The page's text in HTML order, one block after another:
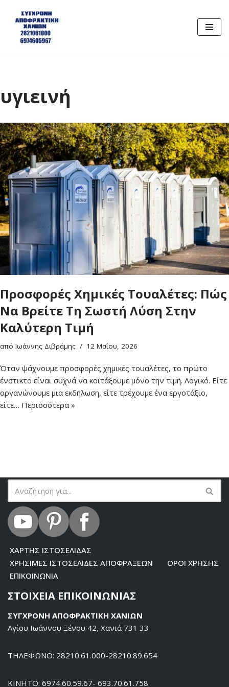
Μεταπηδήστε
στο
υγιεινή
Προσφορές Χημικές Τουαλέτες: Πώς
Να Βρείτε Τη Σωστή Λύση Στην
Καλύτερη Τιμή
από Ιωάννης Διβράμης 12 Μαΐου, 2026
Όταν ψάχνουμε προσφορές χημικές τουαλέτες, το πρώτο
ένστικτο είναι συχνά να κοιτάξουμε μόνο την τιμή. Λογικό. Είτε
οργανώνουμε μια εκδήλωση, είτε τρέχουμε ένα εργοτάξιο,
είτε… Περισσότερα »
ΧΑΡΤΗΣ ΙΣΤΟΣΕΛΙΔΑΣ
ΧΡΗΣΙΜΕΣ ΙΣΤΟΣΕΛΙΔΕΣ ΑΠΟΦΡΑΞΕΩΝ
ΟΡΟΙ ΧΡΗΣΗΣ
ΕΠΙΚΟΙΝΩΝΙΑ
ΣΤΟΙΧΕΙΑ ΕΠΙΚΟΙΝΩΝΙΑΣ
ΣΥΓΧΡΟΝΗ ΑΠΟΦΡΑΚΤΙΚΗ ΧΑΝΙΩΝ
Αγίου Ιωάννου Ξένου 42, Χανιά 731 33
ΤΗΛΕΦΩΝΟ: 28210.61.000-28210.89.654
ΚΙΝΗΤΟ: 6974.60.59.67- 693.70.61.758